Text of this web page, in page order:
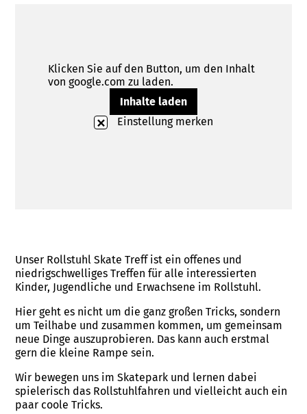
Klicken Sie auf den Button, um den Inhalt
von google.com zu laden.
Inhalte laden
Einstellung merken
Unser Rollstuhl Skate Treff ist ein offenes und
niedrigschwelliges Treffen für alle interessierten
Kinder, Jugendliche und Erwachsene im Rollstuhl.
Hier geht es nicht um die ganz großen Tricks, sondern
um Teilhabe und zusammen kommen, um gemeinsam
neue Dinge auszuprobieren. Das kann auch erstmal
gern die kleine Rampe sein.
Wir bewegen uns im Skatepark und lernen dabei
spielerisch das Rollstuhlfahren und vielleicht auch ein
paar coole Tricks.